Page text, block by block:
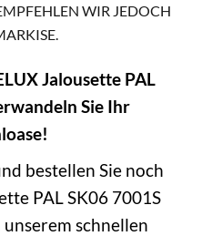
WIR JEDOCH
Jalousette PAL
Sie Ihr
bestellen Sie noch
PAL SK06 7001S
schnellen